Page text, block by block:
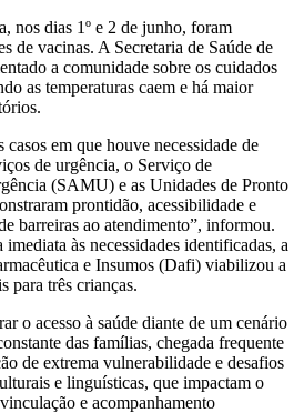
nos dias 1º e 2 de junho, foram
de vacinas. A Secretaria de Saúde de
a comunidade sobre os cuidados
as temperaturas caem e há maior
casos em que houve necessidade de
de urgência, o Serviço de
(SAMU) e as Unidades de Pronto
prontidão, acessibilidade e
barreiras ao atendimento”, informou.
às necessidades identificadas, a
e Insumos (Dafi) viabilizou a
para três crianças.
o acesso à saúde diante de um cenário
das famílias, chegada frequente
de extrema vulnerabilidade e desafios
e linguísticas, que impactam o
e acompanhamento